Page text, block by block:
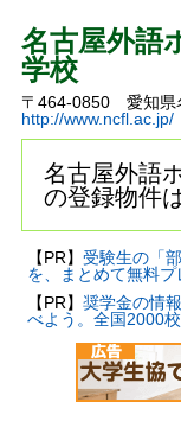
名古屋外語
学校
〒464-0850 愛知県
http://www.ncfl.ac.jp/
名古屋外語
の登録物件
【PR】 受験生の「
を、まとめて無料プ
【PR】 奨学金の情
べよう。全国2000